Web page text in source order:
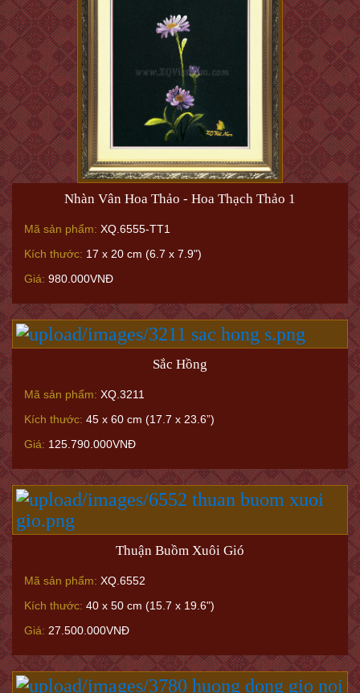
Nhàn Vân Hoa Thảo - Hoa Thạch Thảo 1
Mã sản phẩm: XQ.6555-TT1
Kích thước: 17 x 20 cm (6.7 x 7.9")
Giá: 980.000VNĐ
Sắc Hồng
Mã sản phẩm: XQ.3211
Kích thước: 45 x 60 cm (17.7 x 23.6”)
Giá: 125.790.000VNĐ
Thuận Buồm Xuôi Gió
Mã sản phẩm: XQ.6552
Kích thước: 40 x 50 cm (15.7 x 19.6")
Giá: 27.500.000VNĐ